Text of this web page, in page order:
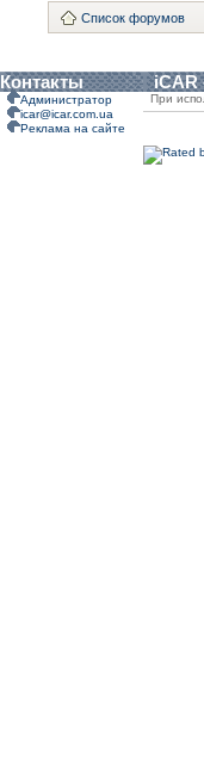
Список форумов
Контакты iCAR
Администратор
icar@icar.com.ua
Реклама на сайте
При